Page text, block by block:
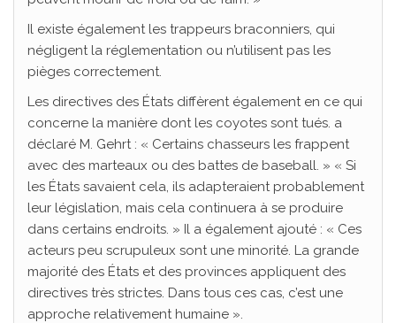
Il existe également les trappeurs braconniers, qui
négligent la réglementation ou n’utilisent pas les
pièges correctement.
Les directives des États diffèrent également en ce qui
concerne la manière dont les coyotes sont tués. a
déclaré M. Gehrt : « Certains chasseurs les frappent
avec des marteaux ou des battes de baseball. » « Si
les États savaient cela, ils adapteraient probablement
leur législation, mais cela continuera à se produire
dans certains endroits. » Il a également ajouté : « Ces
acteurs peu scrupuleux sont une minorité. La grande
majorité des États et des provinces appliquent des
directives très strictes. Dans tous ces cas, c’est une
approche relativement humaine ».